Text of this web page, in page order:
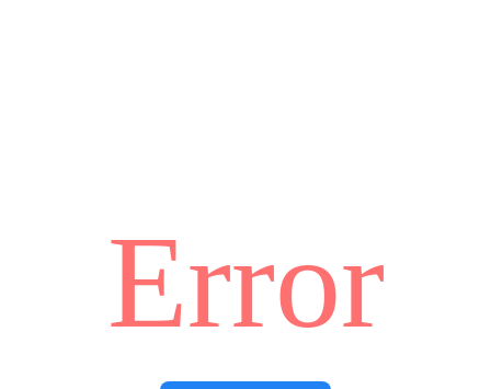
Error